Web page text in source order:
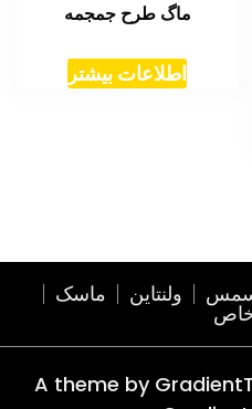
ماگ طرح جمجمه
اطلاعات بیشتر
ولنتاین ماسک
A theme by